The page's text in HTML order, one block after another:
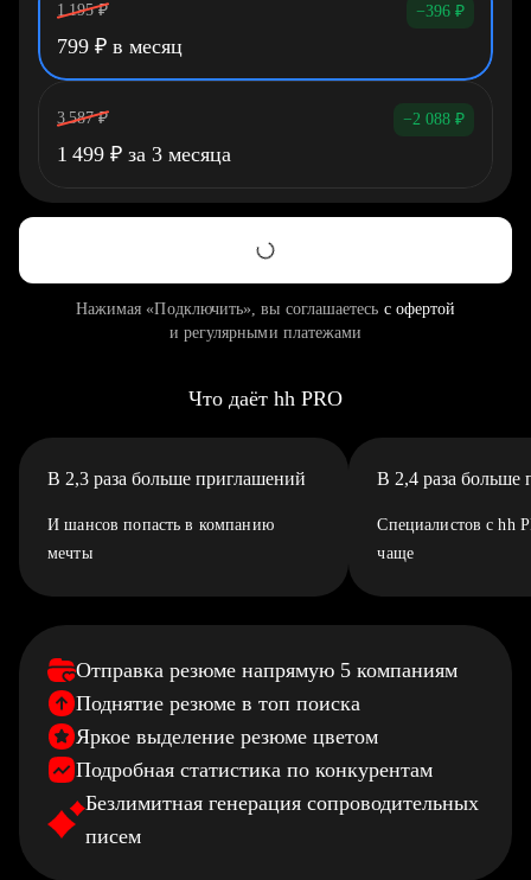
1 195 ₽ −396 ₽
799 ₽ в месяц
3 587 ₽ −2 088 ₽
1 499 ₽ за 3 месяца
Нажимая «Подключить», вы соглашаетесь с офертой
и регулярными платежами
Что даёт hh PRO
В 2,3 раза больше приглашений
И шансов попасть в компанию
мечты
В 2,4 раза больше
Специалистов с hh
чаще
Отправка резюме напрямую 5 компаниям
Поднятие резюме в топ поиска
Яркое выделение резюме цветом
Подробная статистика по конкурентам
Безлимитная генерация сопроводительных
писем